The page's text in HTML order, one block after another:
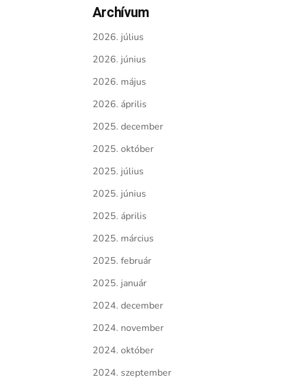
Archívum
2026. július
2026. június
2026. május
2026. április
2025. december
2025. október
2025. július
2025. június
2025. április
2025. március
2025. február
2025. január
2024. december
2024. november
2024. október
2024. szeptember